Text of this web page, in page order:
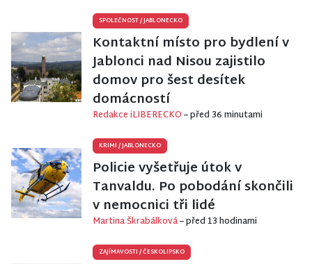
SPOLEČNOST/JABLONECKO
Kontaktní místo pro bydlení v
Jablonci nad Nisou zajistilo
domov pro šest desítek
domácností
Redakce iLIBERECKO– před 36 minutami
KRIMI /JABLONECKO
Policie vyšetřuje útok v
Tanvaldu. Po pobodání skončili
v nemocnici tři lidé
Martina Škrabálková– před 13 hodinami
ZAJÍMAVOSTI /ČESKOLIPSKO